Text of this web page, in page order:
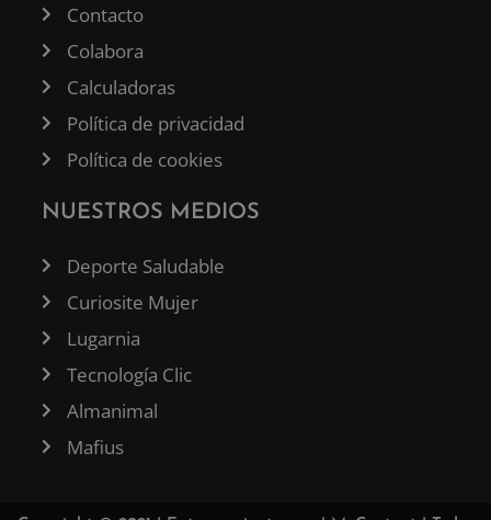
Contacto
Colabora
Calculadoras
Política de privacidad
Política de cookies
NUESTROS MEDIOS
Deporte Saludable
Curiosite Mujer
Lugarnia
Tecnología Clic
Almanimal
Mafius